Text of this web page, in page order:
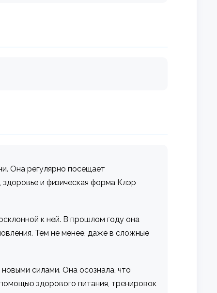
Она регулярно посещает
и физическая форма Клэр
к ней. В прошлом году она
Тем не менее, даже в сложные
силами. Она осознала, что
здорового питания, тренировок